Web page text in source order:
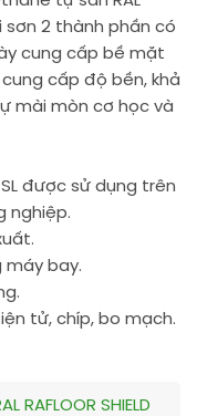
sơn 2 thành phần có
cung cấp bề mặt
cấp độ bền, khả
mài mòn cơ học và
SL được sử dụng trên
nghiệp.
máy bay.
tử, chíp, bo mạch.
SHIELD